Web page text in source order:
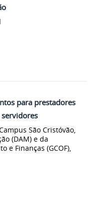
para prestadores
São Cristóvão,
(DAM) e da
e Finanças (GCOF),